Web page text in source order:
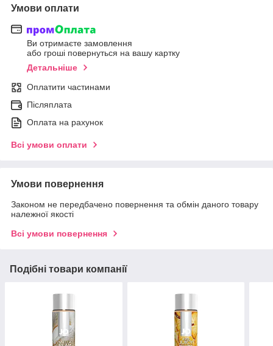
Умови оплати
Ви отримаєте замовлення
або гроші повернуться на вашу картку
Детальніше
Оплатити частинами
Післяплата
Оплата на рахунок
Всі умови оплати
Умови повернення
Законом не передбачено повернення та обмін даного товару
належної якості
Всі умови повернення
Подібні товари компанії